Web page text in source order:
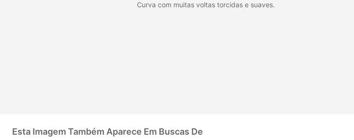
Curva com muitas voltas torcidas e suaves.
Esta Imagem Também Aparece Em Buscas De